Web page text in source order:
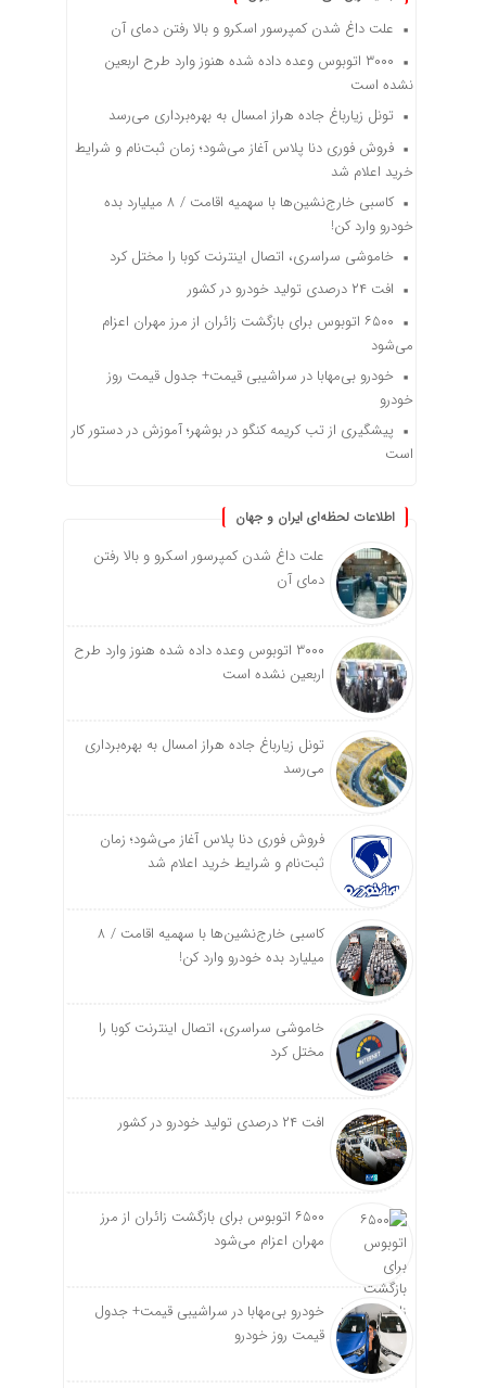
علت داغ شدن کمپرسور اسکرو و بالا رفتن دمای آن
۳۰۰۰ اتوبوس وعده داده شده هنوز وارد طرح اربعین
نشده است
تونل زیارباغ جاده هراز امسال به بهره‌برداری می‌رسد
فروش فوری دنا پلاس آغاز می‌شود؛ زمان ثبت‌نام و شرایط
خرید اعلام شد
کاسبی خارج‌نشین‌ها با سهمیه اقامت / ۸ میلیارد بده
خودرو وارد کن!
خاموشی سراسری، اتصال اینترنت کوبا را مختل کرد
افت ۲۴ درصدی تولید خودرو در کشور
۶۵۰۰ اتوبوس برای بازگشت زائران از مرز مهران اعزام
می‌شود
خودرو بی‌مهابا در سراشیبی قیمت+ جدول قیمت روز
خودرو
پیشگیری از تب کریمه کنگو در بوشهر؛ آموزش در دستور کار
است
اطلاعات لحظه‌ای ایران و جهان
علت داغ شدن کمپرسور اسکرو و بالا رفتن
دمای آن
۳۰۰۰ اتوبوس وعده داده شده هنوز وارد طرح
اربعین نشده است
تونل زیارباغ جاده هراز امسال به بهره‌برداری
می‌رسد
فروش فوری دنا پلاس آغاز می‌شود؛ زمان
ثبت‌نام و شرایط خرید اعلام شد
کاسبی خارج‌نشین‌ها با سهمیه اقامت / ۸
میلیارد بده خودرو وارد کن!
خاموشی سراسری، اتصال اینترنت کوبا را
مختل کرد
افت ۲۴ درصدی تولید خودرو در کشور
۶۵۰۰ اتوبوس برای بازگشت زائران از مرز
مهران اعزام می‌شود
خودرو بی‌مهابا در سراشیبی قیمت+ جدول
قیمت روز خودرو